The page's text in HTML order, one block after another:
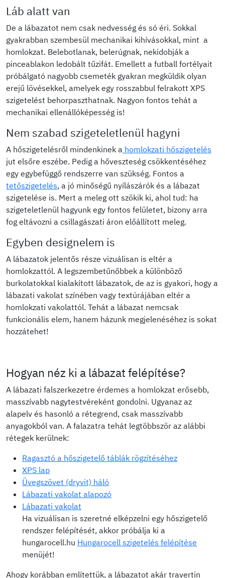
Láb alatt van
De a lábazatot nem csak nedvesség és só éri. Sokkal
gyakrabban szembesül mechanikai kihívásokkal, mint a
homlokzat. Belebotlanak, belerúgnak, nekidobják a
pinceablakon ledobált tűzifát. Emellett a futball fortélyait
próbálgató nagyobb csemeték gyakran megküldik olyan
erejű lövésekkel, amelyek egy rosszabbul felrakott XPS
szigetelést behorpaszthatnak. Nagyon fontos tehát a
mechanikai ellenállóképesség is!
Nem szabad szigeteletlenül hagyni
A hőszigetelésről mindenkinek a homlokzati hőszigetelés
jut elsőre eszébe. Pedig a hőveszteség csökkentéséhez
egy egybefüggő rendszerre van szükség. Fontos a
tetőszigetelés, a jó minőségű nyílászárók és a lábazat
szigetelése is. Mert a meleg ott szökik ki, ahol tud: ha
szigeteletlenül hagyunk egy fontos felületet, bizony arra
fog eltávozni a csillagászati áron előállított meleg.
Egyben designelem is
A lábazatok jelentős része vizuálisan is eltér a
homlokzattól. A legszembetűnőbbek a különböző
burkolatokkal kialakított lábazatok, de az is gyakori, hogy a
lábazati vakolat színében vagy textúrájában eltér a
homlokzati vakolattól. Tehát a lábazat nemcsak
funkcionális elem, hanem házunk megjelenéséhez is sokat
hozzátehet!
Hogyan néz ki a lábazat felépítése?
A lábazati falszerkezetre érdemes a homlokzat erősebb,
masszívabb nagytestvéreként gondolni. Ugyanaz az
alapelv és hasonló a rétegrend, csak masszívabb
anyagokból van. A falazatra tehát legtöbbször az alábbi
rétegek kerülnek:
Ragasztó a hőszigetelő táblák rögzítéséhez
XPS lap
Üvegszövet (dryvit) háló
Lábazati vakolat alapozó
Lábazati vakolat
Ha vizuálisan is szeretné elképzelni egy hőszigetelő
rendszer felépítését, akkor próbálja ki a
hungarocell.hu Hungarocell szigetelés felépítése
menüjét!
Ahogy korábban említettük, a lábazatot akár travertin